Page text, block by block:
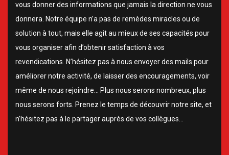
vous donner des informations que jamais la direction ne vous
donnera. Notre équipe n’a pas de remèdes miracles ou de
solution à tout, mais elle agit au mieux de ses capacités pour
vous organiser afin d’obtenir satisfaction à vos
revendications. N’hésitez pas à nous envoyer des mails pour
améliorer notre activité, de laisser des encouragements, voir
même de nous rejoindre… Plus nous serons nombreux, plus
nous serons forts. Prenez le temps de découvrir notre site, et
n’hésitez pas à le partager auprès de vos collègues…